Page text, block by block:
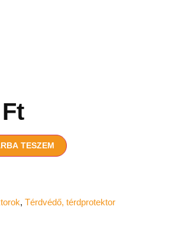
Ft
TESZEM
, Térdvédő, térdprotektor